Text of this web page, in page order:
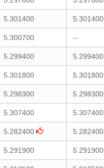
5.301400 5.301400
5.300700 --
5.299400 5.299400
5.301800 5.301800
5.298300 5.298300
5.307400 5.307400
5.282400 5.282400
5.291900 5.291900